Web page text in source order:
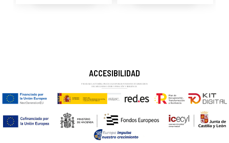
ACCESIBILIDAD